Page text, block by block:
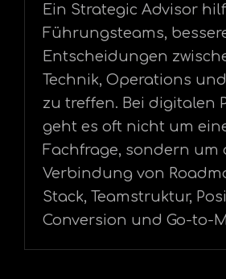
Ein Strategic Advisor
Führungsteams,
Entscheidungen
Technik, Operations
zu treffen. Bei digitalen
geht es oft nicht um
Fachfrage, sondern um
Verbindung von
Stack, Teamstruktur,
Conversion und Go-to-